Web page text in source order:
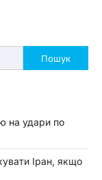
Пошук
на удари по
Іран, якщо